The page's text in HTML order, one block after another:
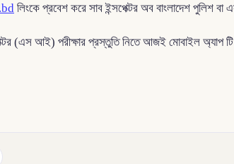
লিংকে প্রবেশ করে সাব ইন্সপেক্টর অব বাংলাদেশ পুলিশ
(এস আই) পরীক্ষার প্রস্তুতি নিতে আজই মোবাইল